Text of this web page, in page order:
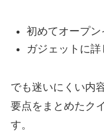
初めてオープン
ガジェットに詳
でも迷いにくい内
要点をまとめたク
す。